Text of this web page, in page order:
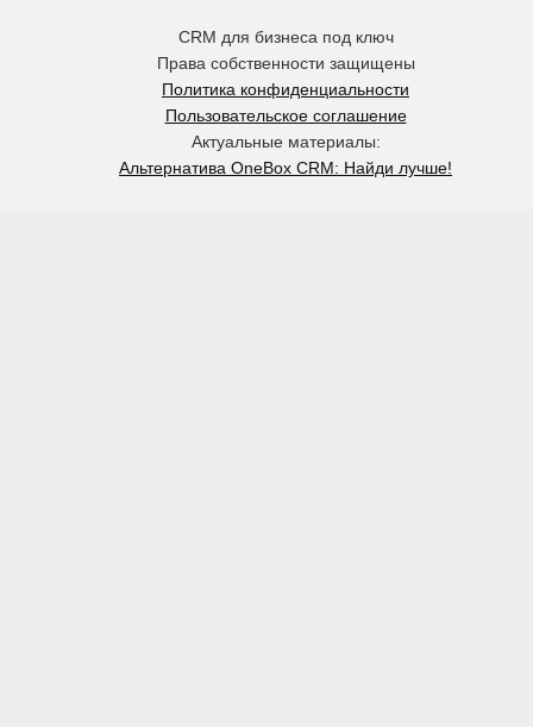
CRM для бизнеса под ключ
Права собственности защищены
Политика конфиденциальности
Пользовательское соглашение
Актуальные материалы:
Альтернатива OneBox CRM: Найди лучше!